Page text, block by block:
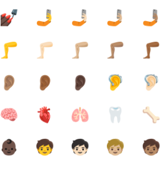
💅🏿 🤳 🤳🏻 🤳🏼 🤳🏽
🦵 🦵🏻 🦵🏼 🦵🏽 🦵🏾
👂🏽 👂🏾 👂🏿 🦻 🦻🏻
🧠 🫀 🫁 🦷 🦴
👶🏿 🧒 🧒🏻 🧒🏼 🧒🏽